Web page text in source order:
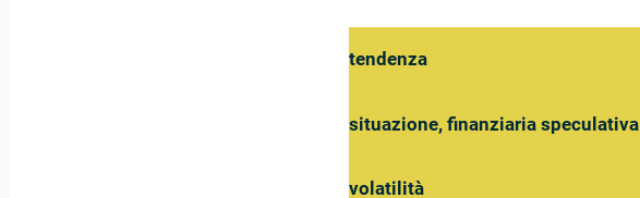
tendenza
situazione, finanziaria speculativa
volatilità